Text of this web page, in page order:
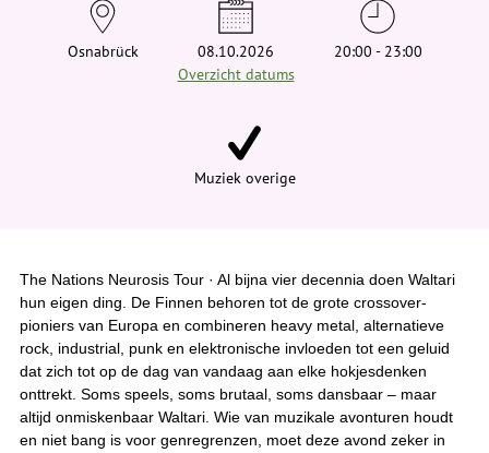
Osnabrück
08.10.2026
Overzicht datums
20:00 - 23:00
Muziek overige
The Nations Neurosis Tour · Al bijna vier decennia doen Waltari
hun eigen ding. De Finnen behoren tot de grote crossover-
pioniers van Europa en combineren heavy metal, alternatieve
rock, industrial, punk en elektronische invloeden tot een geluid
dat zich tot op de dag van vandaag aan elke hokjesdenken
onttrekt. Soms speels, soms brutaal, soms dansbaar – maar
altijd onmiskenbaar Waltari. Wie van muzikale avonturen houdt
en niet bang is voor genregrenzen, moet deze avond zeker in